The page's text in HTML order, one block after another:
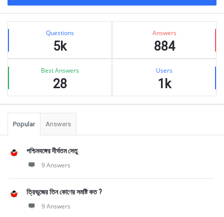
Sidebar
Stats Questions
5k
Answers
884
Best Answers
28
Users
1k
Popular Answers
পশ্চিমবঙ্গের দীর্ঘতম সেতু
9 Answers
ত্রিভুজের তিন কোণের সমষ্টি কত ?
9 Answers